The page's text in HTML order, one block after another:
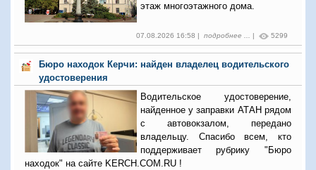
этаж многоэтажного дома.
07.08.2026 16:58 | подробнее ... | 5299
Бюро находок Керчи: найден владелец водительского
удостоверения
Водительское удостоверение,
найденное у заправки АТАН рядом
с автовокзалом, передано
владельцу. Спасибо всем, кто
поддерживает рубрику "Бюро
находок" на сайте KERCH.COM.RU !